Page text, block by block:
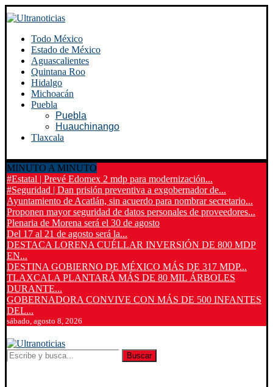
Todo México
Estado de México
Aguascalientes
Quintana Roo
Hidalgo
Michoacán
Puebla
Puebla
Huauchinango
Tlaxcala
MINUTO A MINUTO
#Estatal | Prevé Edomex 2 mdp para modernización...
#Seguridad | Dan prisión preventiva a exgobernador de...
Ayuntamiento de Acatlán, sin acuerdo para nombrar secretario...
Proponen mayor seguridad de datos personales de proveedores...
Plenaria de Morena será el 30 de agosto
Del 17 al 21 de agosto será la...
DESTACA LORENA CUÉLLAR INVERSIÓN DE 800 MDP
EN...
DESTINA GOBIERNO DE MÉXICO MÁS DE 317 MDP...
TLAXCALA PLANTARÁ MÁS DE 80 MIL ÁRBOLES
DURANTE...
GOBERNADORA CONVIVE CON MÁS DE 500 INFANTES
DEL...
sábado, agosto 8, 2026
Buscar